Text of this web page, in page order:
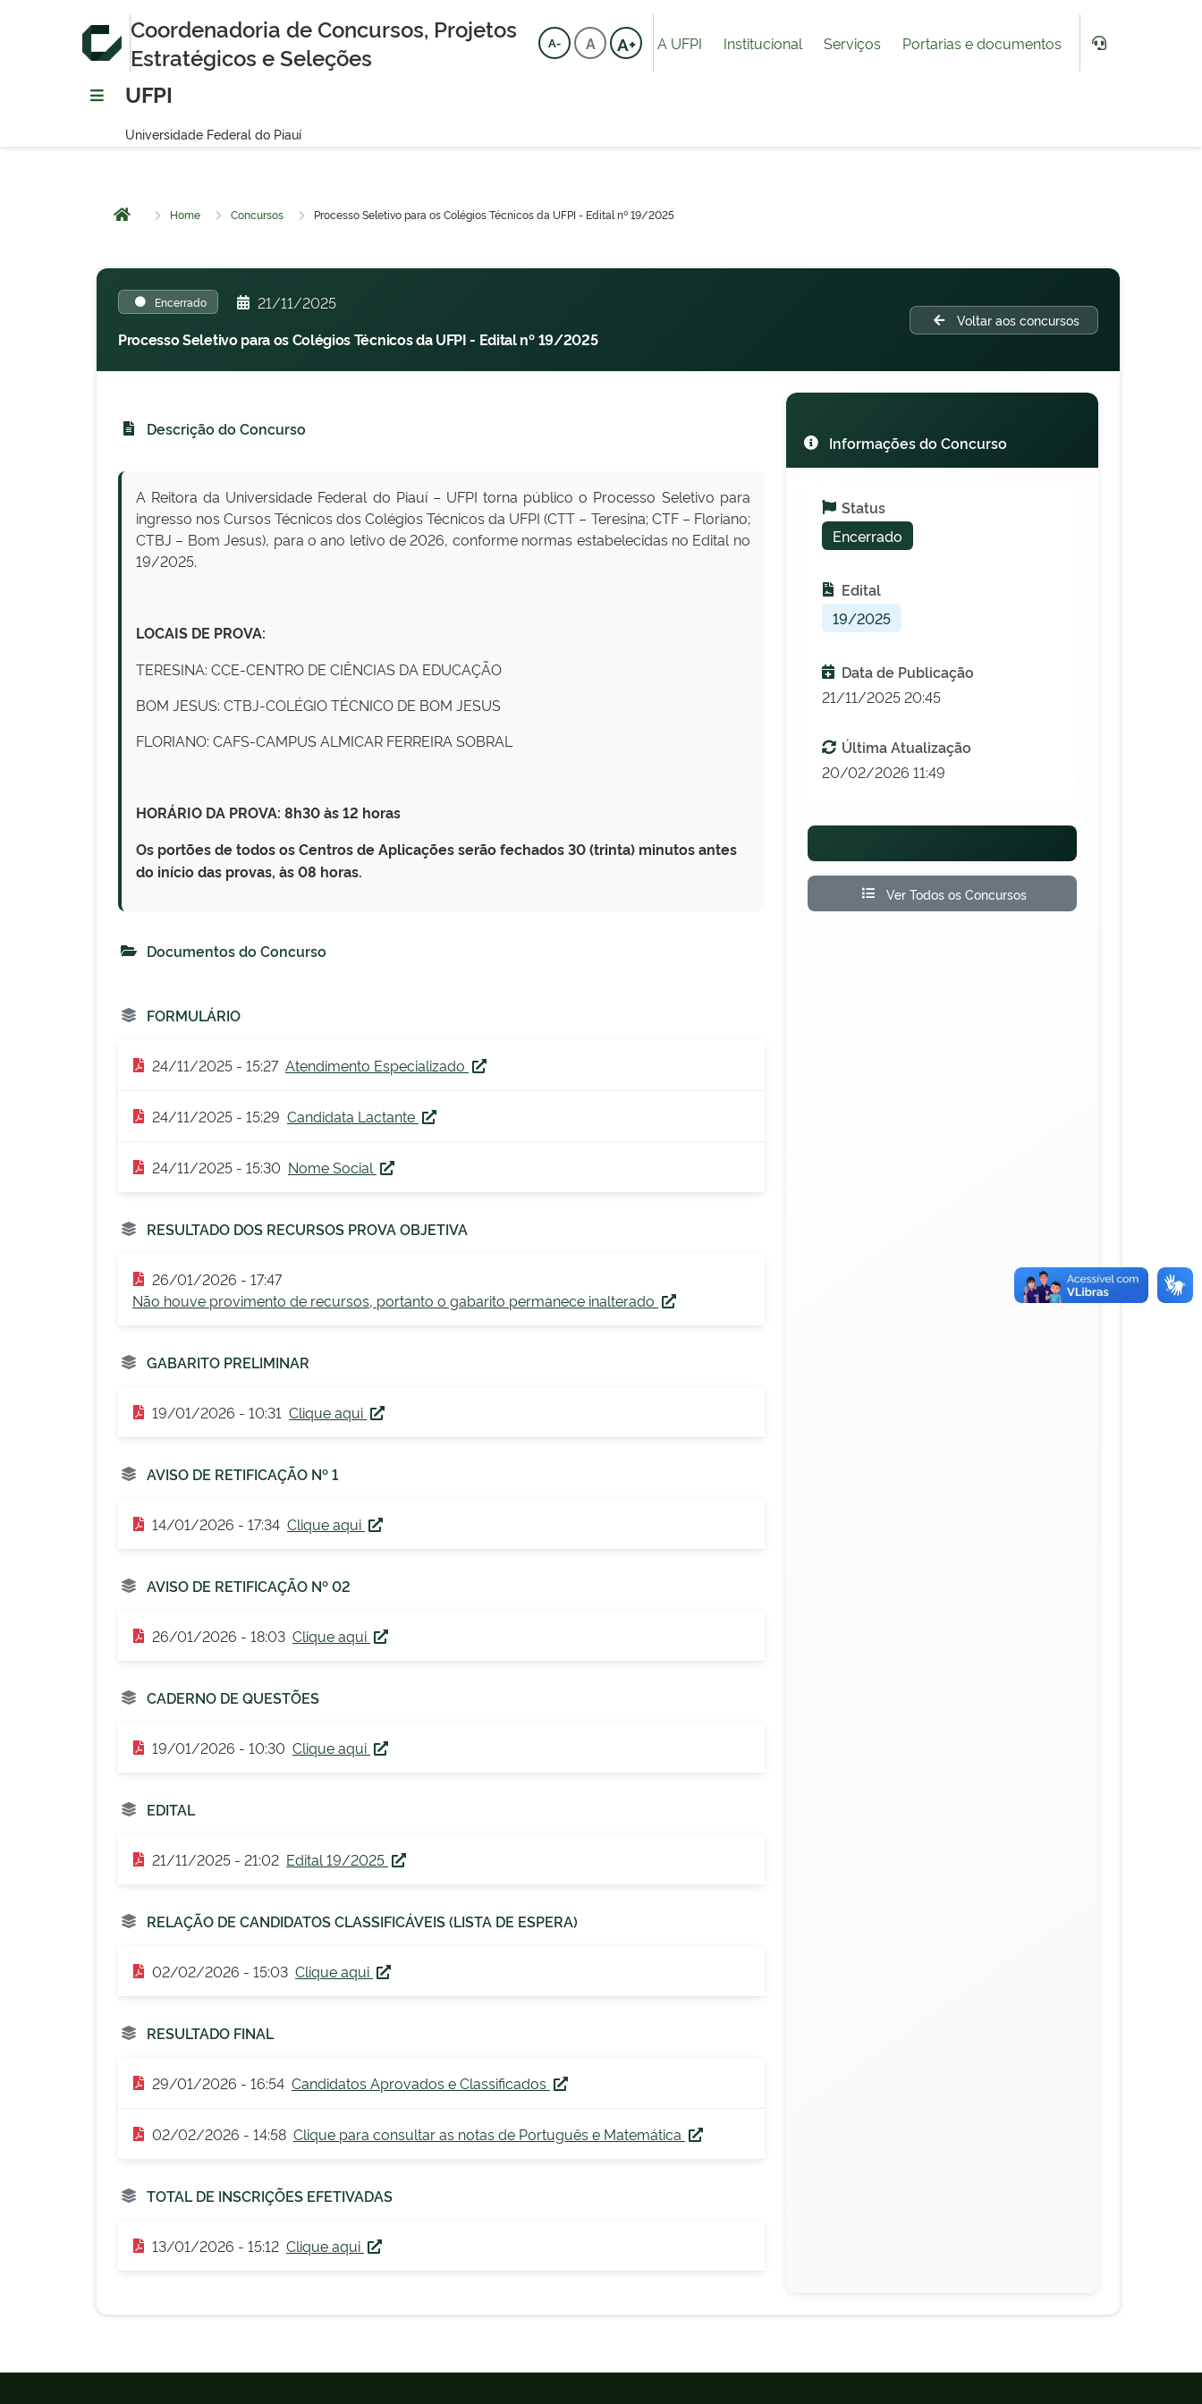
Coordenadoria de Concursos, Projetos
Estratégicos e Seleções
A- A A+ A UFPI Institucional Serviços Portarias e documentos
UFPI
Universidade Federal do Piauí
Página inicial
Home Concursos Processo Seletivo para os Colégios Técnicos da UFPI - Edital nº 19/2025
Encerrado
21/11/2025
Processo Seletivo para os Colégios Técnicos da UFPI - Edital nº 19/2025
Voltar aos concursos
Descrição do Concurso
A Reitora da Universidade Federal do Piauí – UFPI torna público o Processo Seletivo para
ingresso nos Cursos Técnicos dos Colégios Técnicos da UFPI (CTT – Teresina; CTF – Floriano;
CTBJ – Bom Jesus), para o ano letivo de 2026, conforme normas estabelecidas no Edital no
19/2025.
LOCAIS DE PROVA:
TERESINA: CCE-CENTRO DE CIÊNCIAS DA EDUCAÇÃO
BOM JESUS: CTBJ-COLÉGIO TÉCNICO DE BOM JESUS
FLORIANO: CAFS-CAMPUS ALMICAR FERREIRA SOBRAL
HORÁRIO DA PROVA: 8h30 às 12 horas
Os portões de todos os Centros de Aplicações serão fechados 30 (trinta) minutos antes
do início das provas, às 08 horas.
Documentos do Concurso
FORMULÁRIO
24/11/2025 - 15:27 Atendimento Especializado
24/11/2025 - 15:29 Candidata Lactante
24/11/2025 - 15:30 Nome Social
RESULTADO DOS RECURSOS PROVA OBJETIVA
26/01/2026 - 17:47
Não houve provimento de recursos, portanto o gabarito permanece inalterado
GABARITO PRELIMINAR
19/01/2026 - 10:31 Clique aqui
AVISO DE RETIFICAÇÃO Nº 1
14/01/2026 - 17:34 Clique aqui
AVISO DE RETIFICAÇÃO Nº 02
26/01/2026 - 18:03 Clique aqui
CADERNO DE QUESTÕES
19/01/2026 - 10:30 Clique aqui
EDITAL
21/11/2025 - 21:02 Edital 19/2025
RELAÇÃO DE CANDIDATOS CLASSIFICÁVEIS (LISTA DE ESPERA)
02/02/2026 - 15:03 Clique aqui
RESULTADO FINAL
29/01/2026 - 16:54 Candidatos Aprovados e Classificados
02/02/2026 - 14:58 Clique para consultar as notas de Português e Matemática
TOTAL DE INSCRIÇÕES EFETIVADAS
13/01/2026 - 15:12 Clique aqui
Informações do Concurso
Status
Encerrado
Edital
19/2025
Data de Publicação
21/11/2025 20:45
Última Atualização
20/02/2026 11:49
Ver Todos os Concursos